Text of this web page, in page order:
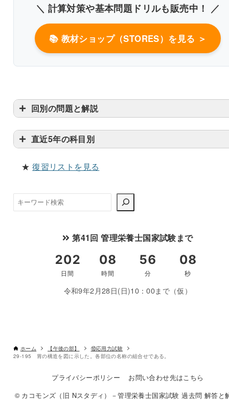
＼ 計算対策や基本問題ドリルも販売中！ ／
📚 教材ショップ（STORES）を見る ＞
回別の問題と解説
直近5年の科目別
★復習リストを見る
検
索
第41回 管理栄養士国家試験まで
令和9年2月28日(日)10：00まで（仮）
ホーム 【午後の部】
⑩応用力試験
29-195 胃の構造を図に示した。各部位の名称の組合せである。
プライバシーポリシー
お問い合わせ先はこちら
© カコモンズ（旧 Nスタディ）－管理栄養士国家試験 過去問 解答と